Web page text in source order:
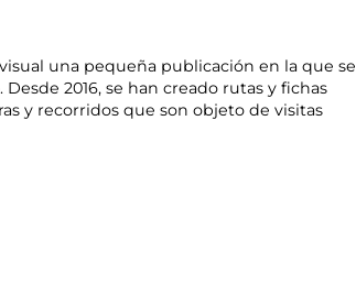
una pequeña publicación en la que se
2016, se han creado rutas y fichas
y recorridos que son objeto de visitas